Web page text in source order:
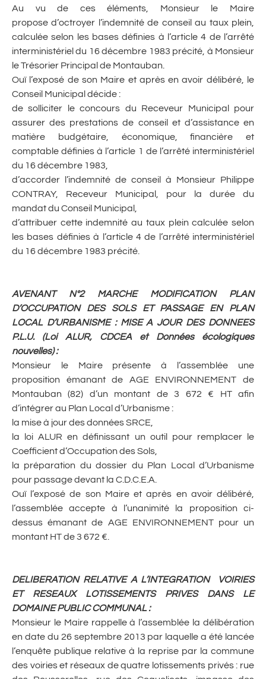
Au vu de ces éléments, Monsieur le Maire
propose d’octroyer l’indemnité de conseil au taux plein,
calculée selon les bases définies à l’article 4 de l’arrêté
interministériel du 16 décembre 1983 précité, à Monsieur
le Trésorier Principal de Montauban.
Ouï l’exposé de son Maire et après en avoir délibéré, le
Conseil Municipal décide :
de solliciter le concours du Receveur Municipal pour
assurer des prestations de conseil et d’assistance en
matière budgétaire, économique, financière et
comptable définies à l’article 1 de l’arrêté interministériel
du 16 décembre 1983,
d’accorder l’indemnité de conseil à Monsieur Philippe
CONTRAY, Receveur Municipal, pour la durée du
mandat du Conseil Municipal,
d’attribuer cette indemnité au taux plein calculée selon
les bases définies à l’article 4 de l’arrêté interministériel
du 16 décembre 1983 précité.
AVENANT N°2 MARCHE MODIFICATION PLAN
D’OCCUPATION DES SOLS ET PASSAGE EN PLAN
LOCAL D’URBANISME : MISE A JOUR DES DONNEES
P.L.U. (Loi ALUR, CDCEA et Données écologiques
nouvelles):
Monsieur le Maire présente à l’assemblée une
proposition émanant de AGE ENVIRONNEMENT de
Montauban (82) d’un montant de 3 672 € HT afin
d’intégrer au Plan Local d’Urbanisme :
la mise à jour des données SRCE,
la loi ALUR en définissant un outil pour remplacer le
Coefficient d’Occupation des Sols,
la préparation du dossier du Plan Local d’Urbanisme
pour passage devant la C.D.C.E.A.
Ouï l’exposé de son Maire et après en avoir délibéré,
l’assemblée accepte à l’unanimité la proposition ci-
dessus émanant de AGE ENVIRONNEMENT pour un
montant HT de 3 672 €.
DELIBERATION RELATIVE A L’INTEGRATION VOIRIES
ET RESEAUX LOTISSEMENTS PRIVES DANS LE
DOMAINE PUBLIC COMMUNAL:
Monsieur le Maire rappelle à l’assemblée la délibération
en date du 26 septembre 2013 par laquelle a été lancée
l’enquête publique relative à la reprise par la commune
des voiries et réseaux de quatre lotissements privés : rue